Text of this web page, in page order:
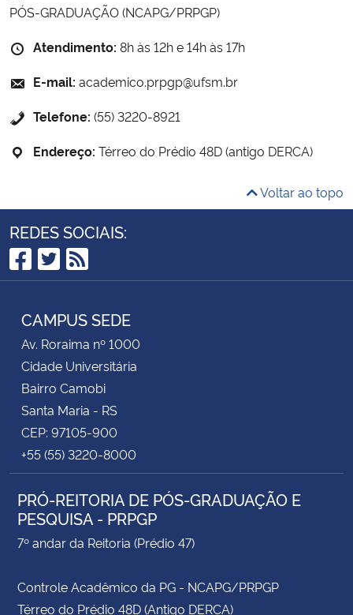
PÓS-GRADUAÇÃO (NCAPG/PRPGP)
Atendimento: 8h às 12h e 14h às 17h
E-mail: academico.prpgp@ufsm.br
Telefone: (55) 3220-8921
Endereço: Térreo do Prédio 48D (antigo DERCA)
Voltar ao topo
REDES SOCIAIS:
Facebook
Twitter
RSS
CAMPUS SEDE
Av. Roraima nº 1000
Cidade Universitária
Bairro Camobi
Santa Maria - RS
CEP: 97105-900
+55 (55) 3220-8000
PRÓ-REITORIA DE PÓS-GRADUAÇÃO E
PESQUISA - PRPGP
7º andar da Reitoria (Prédio 47)
Controle Acadêmico da PG - NCAPG/PRPGP
Térreo do Prédio 48D (Antigo DERCA)